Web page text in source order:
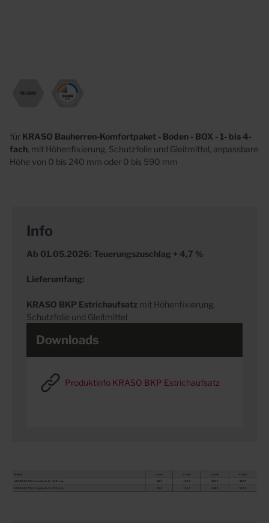
für KRASO Bauherren-Komfortpaket - Boden - BOX - 1- bis 4-
fach, mit Höhenfixierung, Schutzfolie und Gleitmittel, anpassbare
Höhe von 0 bis 240 mm oder 0 bis 590 mm
Info
Ab 01.05.2026: Teuerungszuschlag + 4,7 %
Lieferumfang:
KRASO BKP Estrichaufsatz mit Höhenfixierung,
Schutzfolie und Gleitmittel
Downloads
Produktinfo KRASO BKP Estrichaufsatz